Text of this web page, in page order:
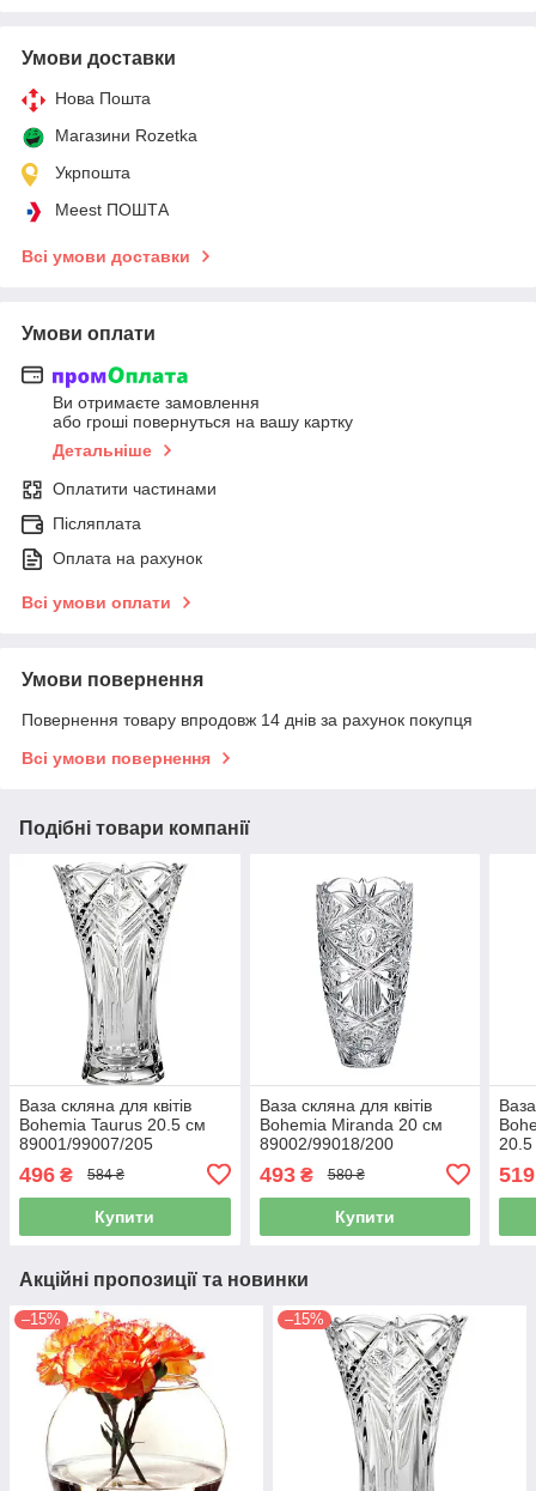
Умови доставки
Нова Пошта
Магазини Rozetka
Укрпошта
Meest ПОШТА
Всі умови доставки
Умови оплати
Ви отримаєте замовлення
або гроші повернуться на вашу картку
Детальніше
Оплатити частинами
Післяплата
Оплата на рахунок
Всі умови оплати
Умови повернення
Повернення товару впродовж 14 днів за рахунок покупця
Всі умови повернення
Подібні товари компанії
Ваза скляна для квітів
Bohemia Taurus 20.5 см
89001/99007/205
496 ₴ 584 ₴
Купити
Ваза скляна для квітів
Bohemia Miranda 20 см
89002/99018/200
493₴ 580 ₴
Купити
519
Акційні пропозиції та новинки
–15% –15%